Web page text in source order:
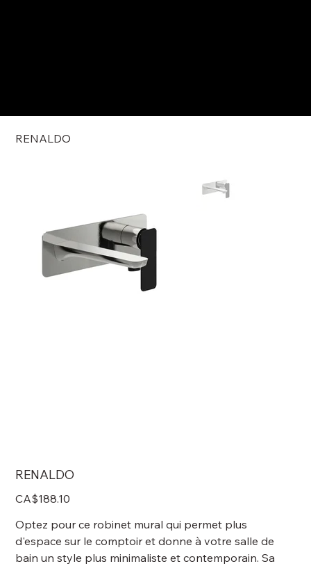
RENALDO
RENALDO
Price
CA$188.10
Optez pour ce robinet mural qui permet plus
d'espace sur le comptoir et donne à votre salle de
bain un style plus minimaliste et contemporain. Sa